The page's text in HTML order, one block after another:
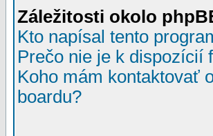
Záležitosti okolo
Kto napísal tento
Prečo nie je k dispozícií
Koho mám kontaktovať
boardu?